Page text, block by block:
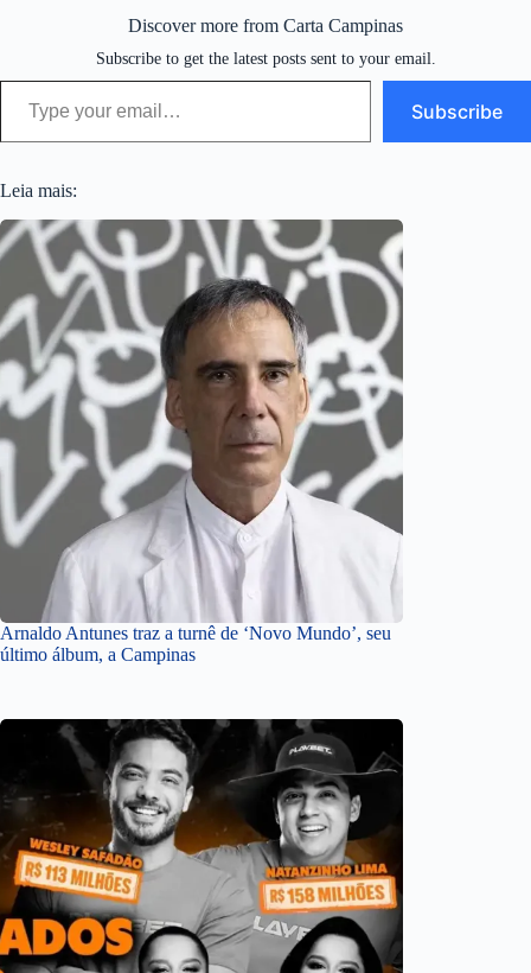
Discover more from Carta Campinas
Subscribe to get the latest posts sent to your email.
Type your email…
Subscribe
Leia mais:
Arnaldo Antunes traz a turnê de ‘Novo Mundo’, seu
último álbum, a Campinas